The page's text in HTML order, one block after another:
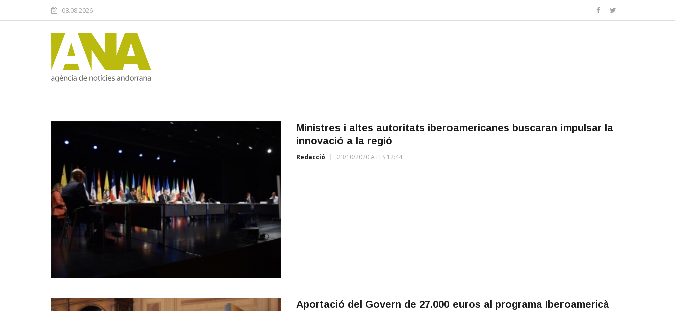
08.08.2026
Ministres i altes autoritats iberoamericanes buscaran impulsar la
innovació a la regió
Redacció 23/10/2020 A LES 12:44
Aportació del Govern de 27.000 euros al programa Iberoamericà